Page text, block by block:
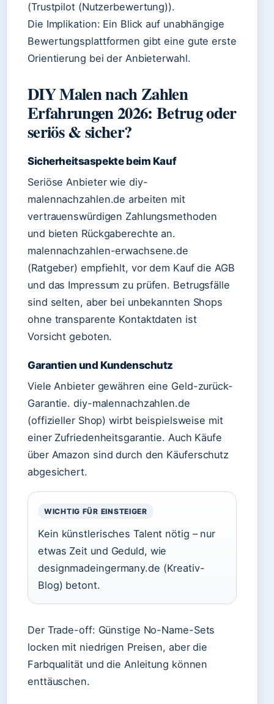
(Trustpilot (Nutzerbewertung)).
Die Implikation: Ein Blick auf unabhängige
Bewertungsplattformen gibt eine gute erste
Orientierung bei der Anbieterwahl.
DIY Malen nach Zahlen
Erfahrungen 2026: Betrug oder
seriös & sicher?
Sicherheitsaspekte beim Kauf
Seriöse Anbieter wie diy-
malennachzahlen.de arbeiten mit
vertrauenswürdigen Zahlungsmethoden
und bieten Rückgaberechte an.
malennachzahlen-erwachsene.de
(Ratgeber) empfiehlt, vor dem Kauf die AGB
und das Impressum zu prüfen. Betrugsfälle
sind selten, aber bei unbekannten Shops
ohne transparente Kontaktdaten ist
Vorsicht geboten.
Garantien und Kundenschutz
Viele Anbieter gewähren eine Geld-zurück-
Garantie. diy-malennachzahlen.de
(offizieller Shop) wirbt beispielsweise mit
einer Zufriedenheitsgarantie. Auch Käufe
über Amazon sind durch den Käuferschutz
abgesichert.
WICHTIG FÜR EINSTEIGER
Kein künstlerisches Talent nötig – nur
etwas Zeit und Geduld, wie
designmadeingermany.de (Kreativ-
Blog) betont.
Der Trade-off: Günstige No-Name-Sets
locken mit niedrigen Preisen, aber die
Farbqualität und die Anleitung können
enttäuschen.